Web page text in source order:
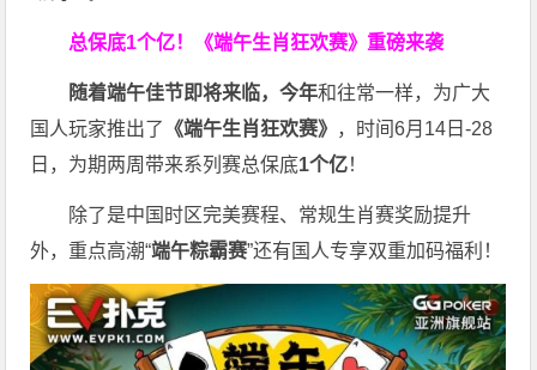
总保底1个亿！ 《端午生肖狂欢赛》重磅来袭
随着端午佳节即将来临，今年和往常一样，为广大
国人玩家推出了 《端午生肖狂欢赛》 ，时间6月14日-28
日，为期两周带来系列赛总保底1个亿！
除了是中国时区完美赛程、常规生肖赛奖励提升
外，重点高潮“端午粽霸赛”还有国人专享双重加码福利！